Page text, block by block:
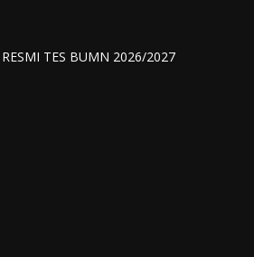
TES BUMN 2026/2027